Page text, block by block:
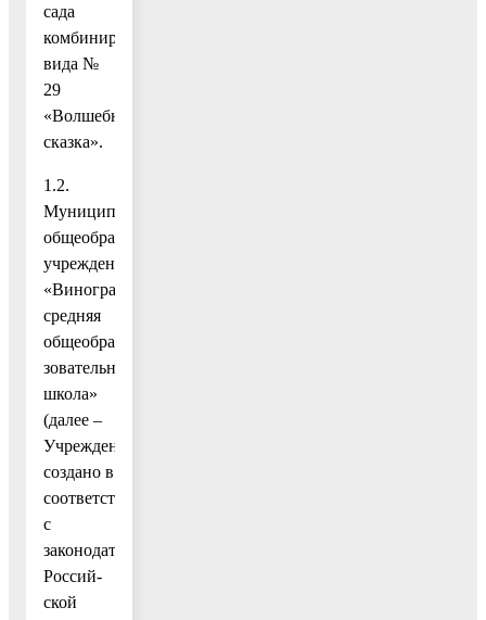
сада
комбинированного
вида №
29
«Волшебная
сказка».
1.2.
Муниципальное
общеобразовательное
учреждение
«Виноградовская
средняя
общеобра-
зовательная
школа»
(далее –
Учреждение)
создано в
соответствии
с
законодательством
Россий-
ской